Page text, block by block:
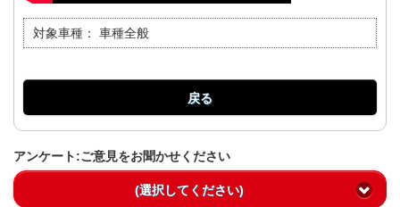
対象車種： 車種全般
戻る
アンケート:ご意見をお聞かせください
(選択してください)